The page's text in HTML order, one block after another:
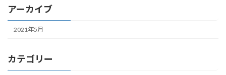
アーカイブ
2021年5月
カテゴリー